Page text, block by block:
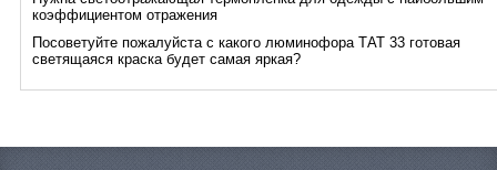
коэффициентом отражения
Посоветуйте пожалуйста с какого люминофора ТАТ 33 готовая
светящаяся краска будет самая яркая?